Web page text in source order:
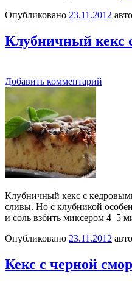
Опубликовано 23.11.2012
Клубничный кекс
Добавить комментарий
Клубничный кекс с
сливы. Но с клубникой
и соль взбить миксером 4–5
Опубликовано 23.11.2012
Кекс с черной